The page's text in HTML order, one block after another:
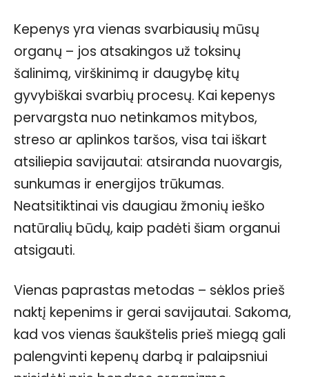
Kepenys yra vienas svarbiausių mūsų
organų – jos atsakingos už toksinų
šalinimą, virškinimą ir daugybę kitų
gyvybiškai svarbių procesų. Kai kepenys
pervargsta nuo netinkamos mitybos,
streso ar aplinkos taršos, visa tai iškart
atsiliepia savijautai: atsiranda nuovargis,
sunkumas ir energijos trūkumas.
Neatsitiktinai vis daugiau žmonių ieško
natūralių būdų, kaip padėti šiam organui
atsigauti.
Vienas paprastas metodas – sėklos prieš
naktį kepenims ir gerai savijautai. Sakoma,
kad vos vienas šaukštelis prieš miegą gali
palengvinti kepenų darbą ir palaipsniui